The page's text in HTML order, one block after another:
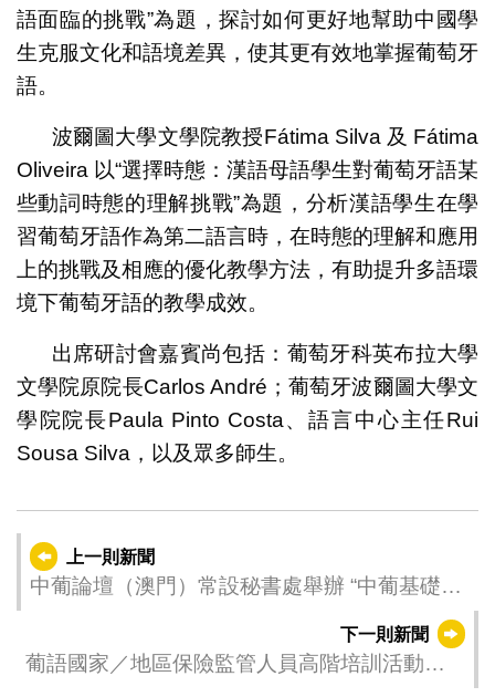
語面臨的挑戰”為題，探討如何更好地幫助中國學
生克服文化和語境差異，使其更有效地掌握葡萄牙
語。
波爾圖大學文學院教授Fátima Silva 及 Fátima
Oliveira 以“選擇時態：漢語母語學生對葡萄牙語某
些動詞時態的理解挑戰”為題，分析漢語學生在學
習葡萄牙語作為第二語言時，在時態的理解和應用
上的挑戰及相應的優化教學方法，有助提升多語環
境下葡萄牙語的教學成效。
出席研討會嘉賓尚包括：葡萄牙科英布拉大學
文學院原院長Carlos André；葡萄牙波爾圖大學文
學院院長Paula Pinto Costa、語言中心主任Rui
Sousa Silva，以及眾多師生。
上一則新聞
中葡論壇（澳門）常設秘書處舉辦 “中葡基礎設
下一則新聞
葡語國家／地區保險監管人員高階培訓活動圓